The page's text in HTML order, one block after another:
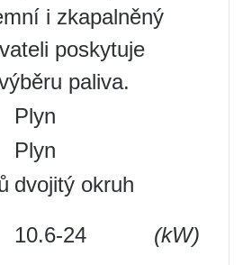
i zkapalněný
poskytuje
paliva.
Plyn
Plyn
dvojitý okruh
10.6-24 (kW)